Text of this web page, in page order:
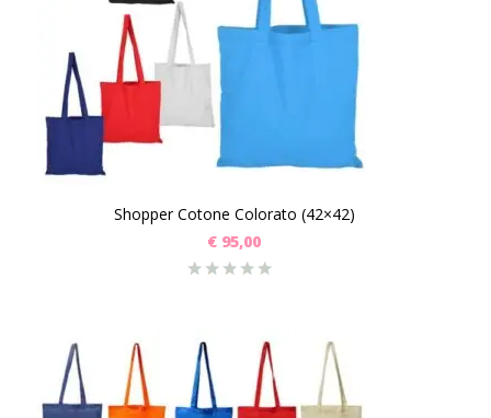
Shopper Cotone Colorato (42×42)
€ 95,00